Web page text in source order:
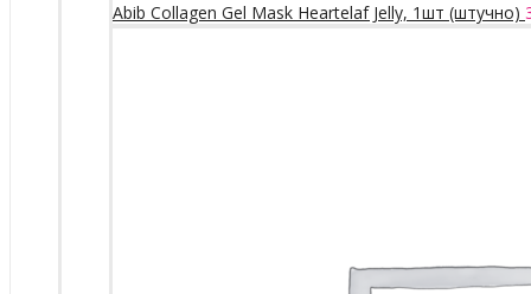
Abib Collagen Gel Mask Heartelaf Jelly, 1шт (штучно)